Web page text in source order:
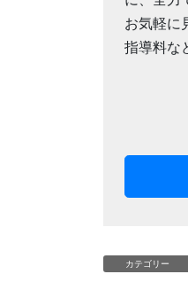
お気軽に
指導料な
カテゴリー